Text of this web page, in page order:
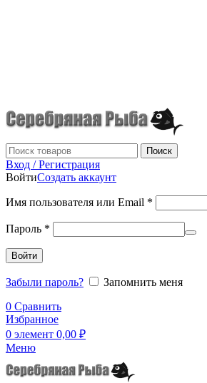
Поиск
Вход / Регистрация
ВойтиСоздать аккаунт
Имя пользователя или Email *
Пароль *
Войти
Забыли пароль?
Запомнить меня
0 Сравнить
Избранное
0 элемент 0,00 ₽
Меню